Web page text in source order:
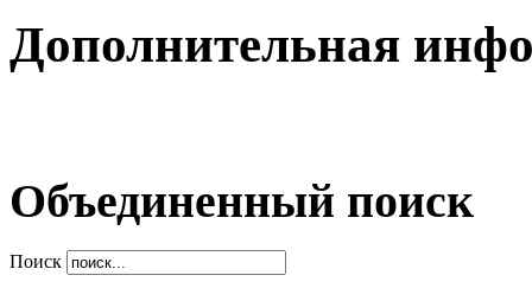
Дополнительная
Объединенный поиск
Поиск